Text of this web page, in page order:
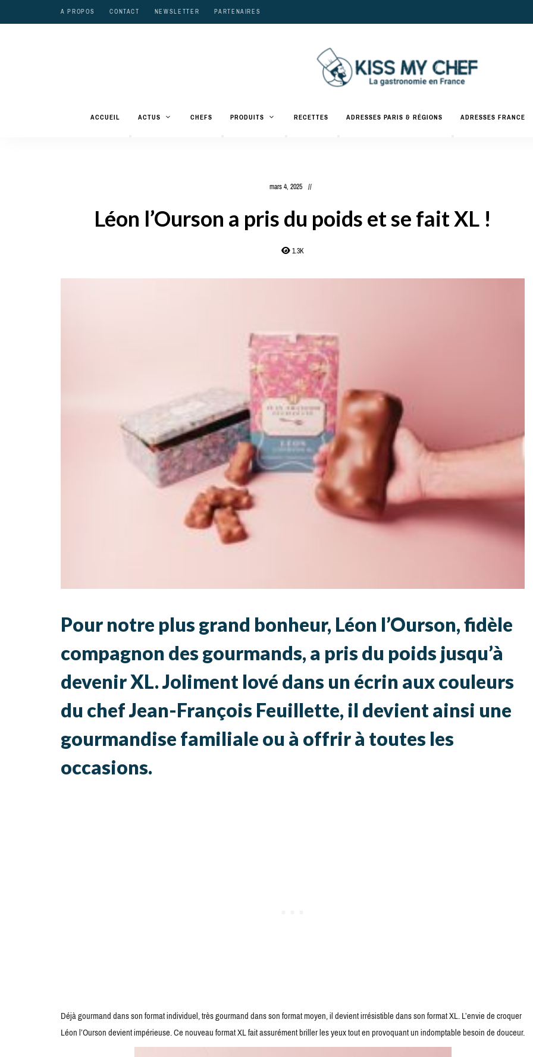
A PROPOS CONTACT NEWSLETTER PARTENAIRES
Kiss
gastronomiques
et
ACCUEIL ACTUS CHEFS PRODUITS RECETTES ADRESSES PARIS & RÉGIONS ADRESSES FRANCE
mars 4, 2025
Léon l’Ourson a pris du poids et se fait XL !
1.3K
Pour notre plus grand bonheur, Léon l’Ourson, fidèle
compagnon des gourmands, a pris du poids jusqu’à
devenir XL. Joliment lové dans un écrin aux couleurs
du chef Jean-François Feuillette, il devient ainsi une
gourmandise familiale ou à offrir à toutes les
occasions.
Déjà gourmand dans son format individuel, très gourmand dans son format moyen, il devient irrésistible dans son format XL. L’envie de croquer
Léon l’Ourson devient impérieuse. Ce nouveau format XL fait assurément briller les yeux tout en provoquant un indomptable besoin de douceur.